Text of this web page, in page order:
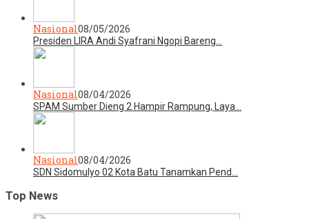
Nasional08/05/2026
Presiden LIRA Andi Syafrani Ngopi Bareng…
Nasional08/04/2026
SPAM Sumber Dieng 2 Hampir Rampung, Laya…
Nasional08/04/2026
SDN Sidomulyo 02 Kota Batu Tanamkan Pend…
Top News